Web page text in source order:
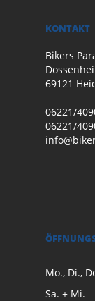
KONTAKT
Bikers
69121
06221/
06221/
Mo., Di.,
Sa. + Mi.